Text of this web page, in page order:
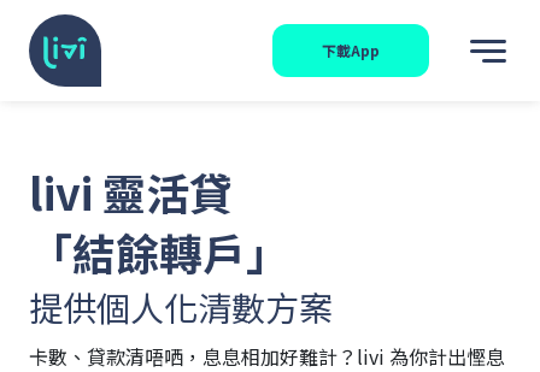
下載App
livi 靈活貸
「結餘轉戶」
提供個人化清數方案
卡數、貸款清唔哂，息息相加好難計？livi 為你計出慳息